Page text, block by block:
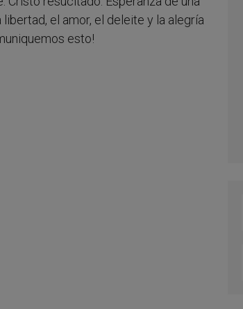
libertad, el amor, el deleite y la alegría
esto!